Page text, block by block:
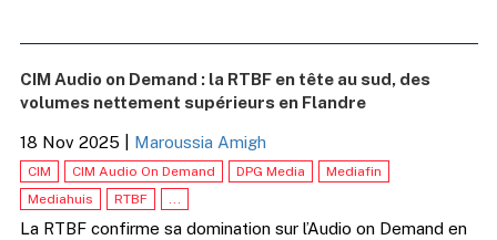
CIM Audio on Demand : la RTBF en tête au sud, des
volumes nettement supérieurs en Flandre
18 Nov 2025 Maroussia Amigh
CIM CIM Audio On Demand DPG Media
Mediafin
Mediahuis
RTBF ...
La RTBF confirme sa domination sur l’Audio on Demand en